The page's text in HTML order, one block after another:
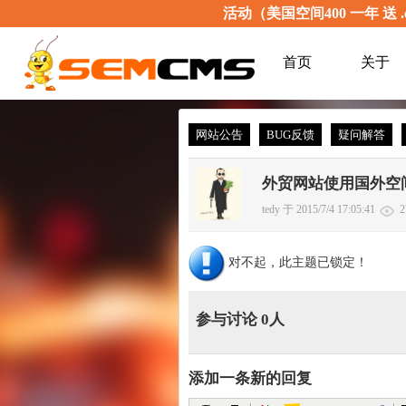
活动（美国空间400 一年 送
首页 关于
网站公告 BUG反馈 疑问解答
外贸网站使用国外空
tedy 于 2015/7/4 17:05:41
对不起，此主题已锁定！
参与讨论 0人
添加一条新的回复